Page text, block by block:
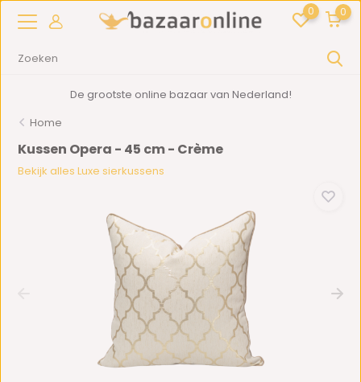
0 0
De grootste online bazaar van Nederland!
Home
Kussen Opera - 45 cm - Crème
Bekijk alles Luxe sierkussens